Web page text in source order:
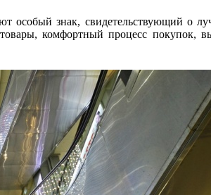
особый знак, свидетельствующий о
комфортный процесс покупок,